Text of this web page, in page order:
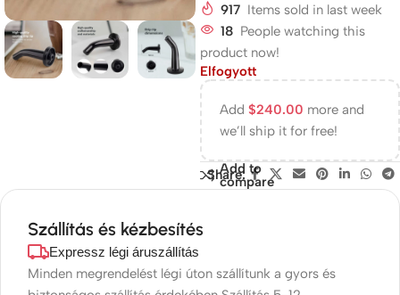
917 Items sold in last week
18 People watching this
product now!
Elfogyott
Add $240.00 more and
we’ll ship it for free!
Add to
compare
Share:
Szállítás és kézbesítés
Expressz légi áruszállítás
Minden megrendelést légi úton szállítunk a gyors és